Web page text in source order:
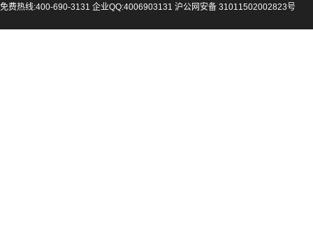
免费热线:400-690-3131 企业QQ:4006903131 沪公网安备 31011502002823号